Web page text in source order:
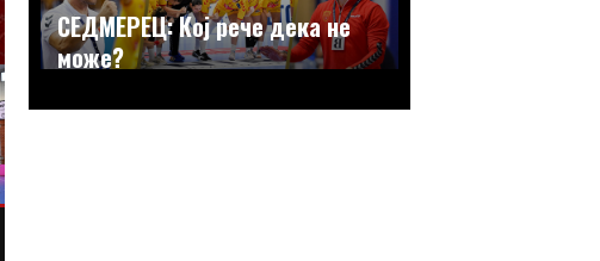
СЕДМЕРЕЦ: Кој рече дека не
може?